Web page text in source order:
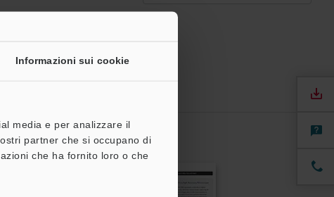
Informazioni sui cookie
media e per analizzare il
partner che si occupano di
che ha fornito loro o che